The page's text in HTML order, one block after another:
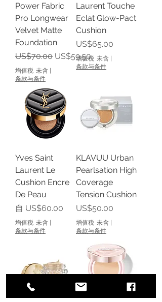
Power Fabric
Pro Longwear
Velvet Matte
Foundation
一般價格
US$70.00 促銷價格
US$59.50
增值税 未含 |
条款与条件
Laurent Touche
Eclat Glow-Pact
Cushion
價格
US$65.00
增值税 未含 |
条款与条件
Yves Saint
Laurent Le
Cushion Encre
De Peau
自 US$60.00
促銷價格
增值税 未含 |
条款与条件
KLAVUU Urban
Pearlsation High
Coverage
Tension Cushion
價格
US$50.00
增值税 未含 |
条款与条件